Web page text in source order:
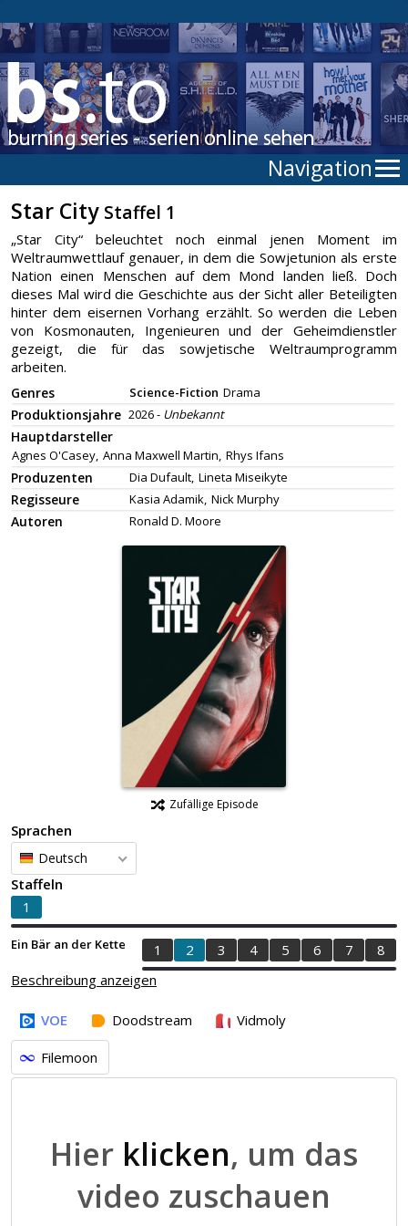
Navigation
Star City Staffel 1
„Star City“ beleuchtet noch einmal jenen Moment im
Weltraumwettlauf genauer, in dem die Sowjetunion als erste
Nation einen Menschen auf dem Mond landen ließ. Doch
dieses Mal wird die Geschichte aus der Sicht aller Beteiligten
hinter dem eisernen Vorhang erzählt. So werden die Leben
von Kosmonauten, Ingenieuren und der Geheimdienstler
gezeigt, die für das sowjetische Weltraumprogramm
arbeiten.
Genres Science-Fiction Drama
Produktionsjahre 2026 - Unbekannt
Hauptdarsteller
Agnes O'Casey, Anna Maxwell Martin, Rhys Ifans
Produzenten Dia Dufault, Lineta Miseikyte
Regisseure Kasia Adamik, Nick Murphy
Autoren Ronald D. Moore
Zufällige Episode
Sprachen
Deutsch
Staffeln
1
Ein Bär an der Kette 1 2 3 4 5 6 7
8
Beschreibung anzeigen
VOE Doodstream Vidmoly
Filemoon
Hier klicken, um das
video zuschauen